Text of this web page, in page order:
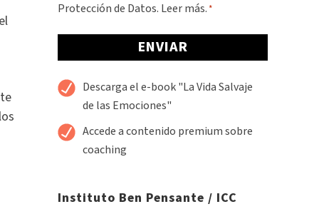
*
Protección de Datos. Leer más.*
Alternative:
Descarga el e-book "La Vida Salvaje
de las Emociones"
Accede a contenido premium sobre
coaching
Instituto Ben Pensante / ICC